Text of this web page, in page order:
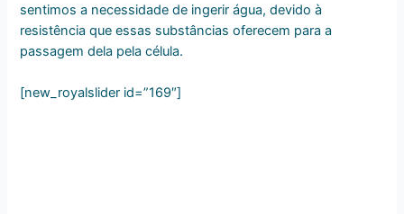
sentimos a necessidade de ingerir água, devido à
resistência que essas substâncias oferecem para a
passagem dela pela célula.
[new_royalslider id=”169″]